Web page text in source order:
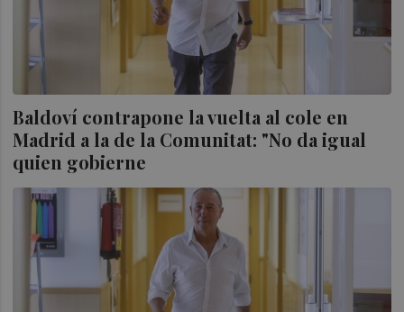
Baldoví contrapone la vuelta al cole en
Madrid a la de la Comunitat: "No da igual
quien gobierne